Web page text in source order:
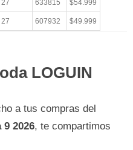
27 633815 $54.999
27 607932 $49.999
LOGUIN
a tus compras del
9 2026, te compartimos